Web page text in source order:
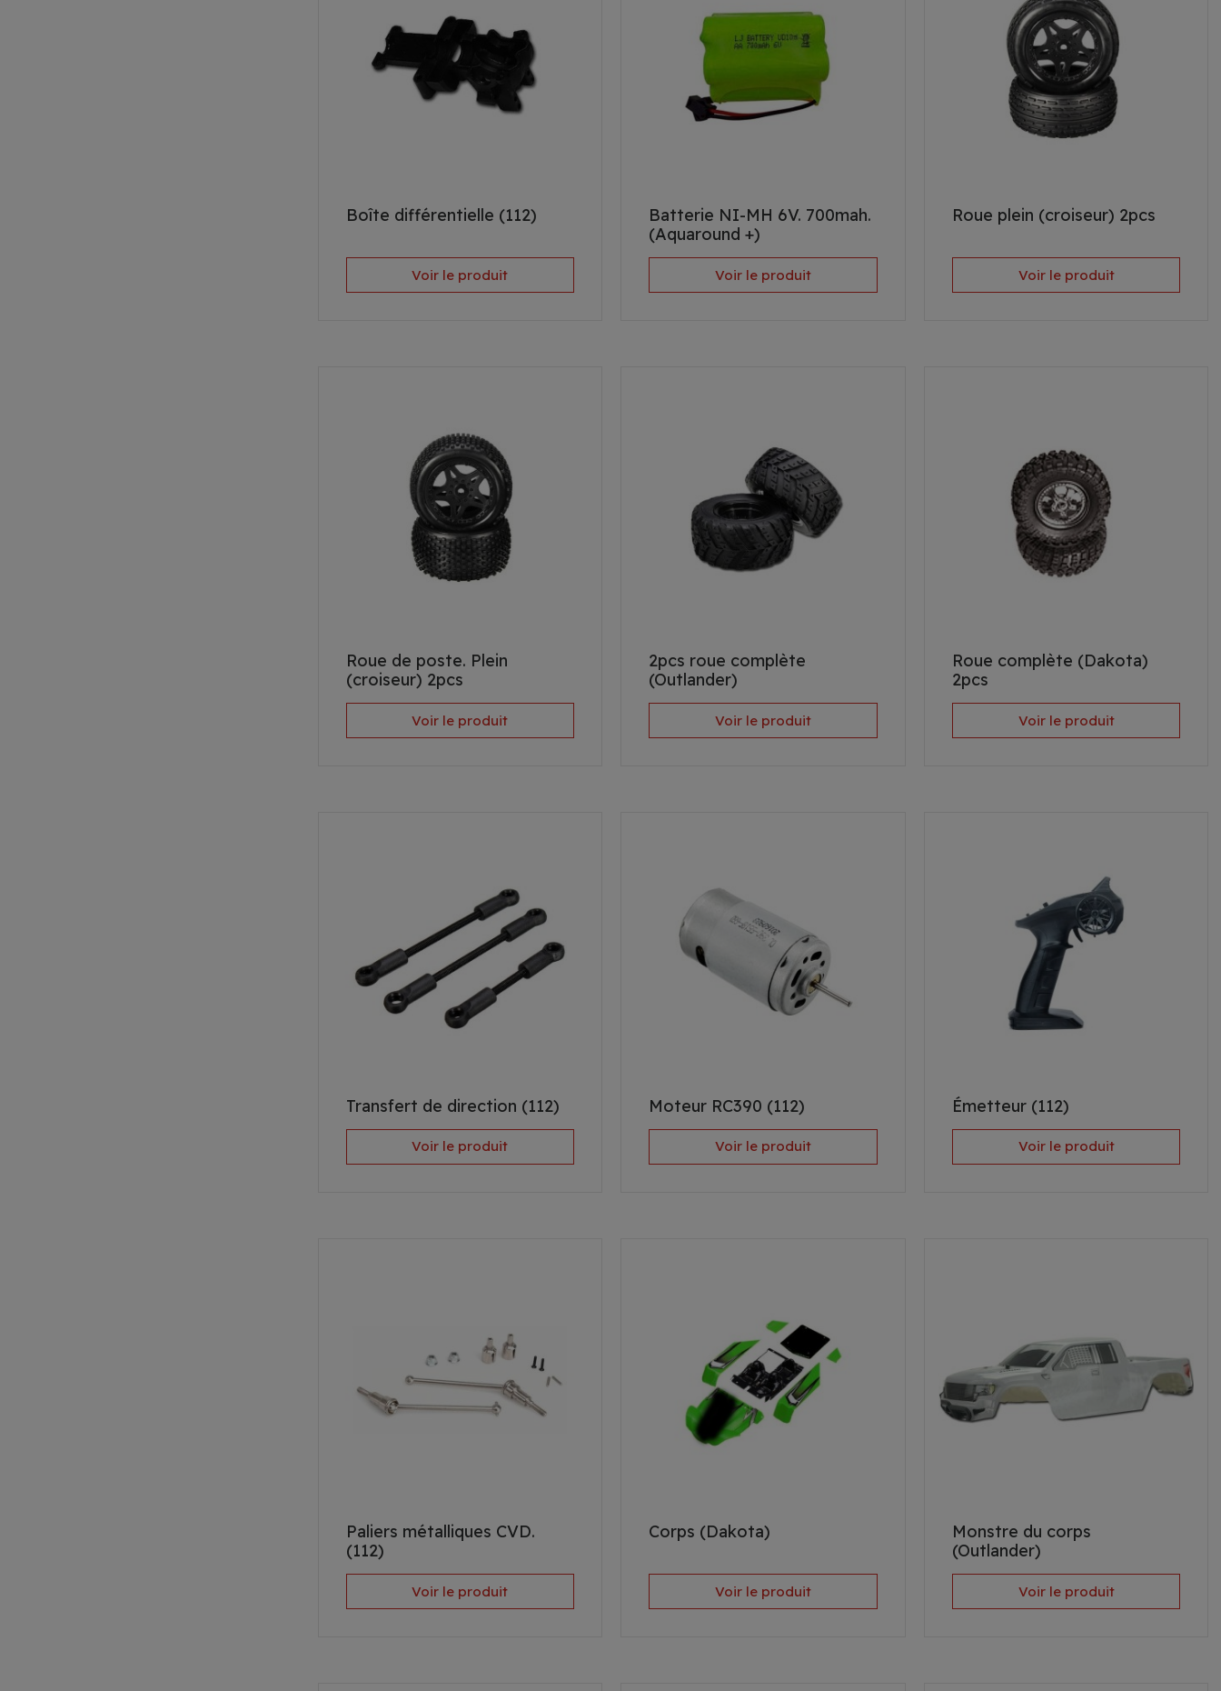
Boîte différentielle (112)
Voir le produit
Batterie NI-MH 6V. 700mah.
(Aquaround +)
Voir le produit
Roue plein (croiseur) 2pcs
Voir le produit
Roue de poste. Plein
(croiseur) 2pcs
Voir le produit
2pcs roue complète
(Outlander)
Voir le produit
Roue complète (Dakota)
2pcs
Voir le produit
Transfert de direction (112)
Voir le produit
Moteur RC390 (112)
Voir le produit
Émetteur (112)
Voir le produit
Paliers métalliques CVD.
(112)
Voir le produit
Corps (Dakota)
Voir le produit
Monstre du corps
(Outlander)
Voir le produit